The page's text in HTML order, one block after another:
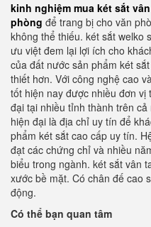
kinh nghiệm mua két sắt
phòng để trang bị cho văn
không thể thiếu. két sắt welko
ưu việt đem lại lợi ích cho
của đất nước sản phẩm két
thiết hơn. Với công nghệ cao
tốt hiện nay được nhiều đơn
đại tại nhiều tỉnh thành trên
hiện đại là địa chỉ uy tín để
phẩm két sắt cao cấp uy tín.
đạt các chứng chỉ và nhiều
biểu trong ngành. két sắt vân
xước bề mặt. Có chân đế cao
động.
Có thể bạn quan tâm